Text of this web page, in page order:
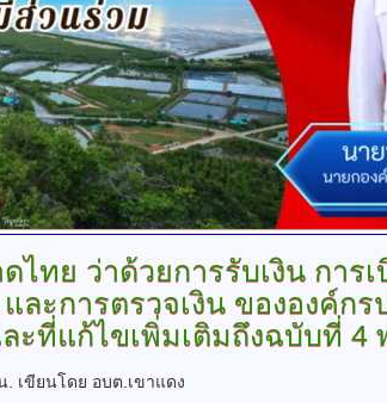
ไทย ว่าด้วยการรับเงิน การ
และการตรวจเงิน ขององค์ก
ะที่แก้ไขเพิ่มเติมถึงฉบับที่ 4
. เขียนโดย อบต.เขาแดง